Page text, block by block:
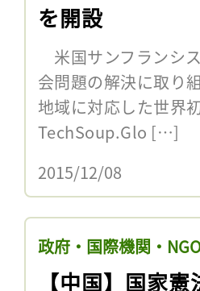
を開設
米国サンフランシ
会問題の解決に取り
地域に対応した世界
TechSoup.Glo […]
2015/12/08
政府・国際機関・
【中国】国家